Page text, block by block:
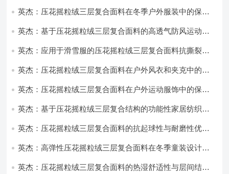
英杰：压花摇粒绒三层复合面料在冬季户外服装中的保暖
英杰：基于压花摇粒绒三层复合面料的高透气防风运动服
英杰：应用于滑雪服的压花摇粒绒三层复合面料抗撕裂与
英杰：压花摇粒绒三层复合面料在户外风衣和夹克中的应
英杰：压花摇粒绒三层复合面料在户外运动服饰中的保暖
英杰：基于压花摇粒绒三层复合结构的功能性家居纺织品
英杰：压花摇粒绒三层复合面料的抗起球性与耐磨性优化
英杰：高弹性压花摇粒绒三层复合面料在冬季童装设计中
英杰：压花摇粒绒三层复合面料的热湿舒适性与层间结合